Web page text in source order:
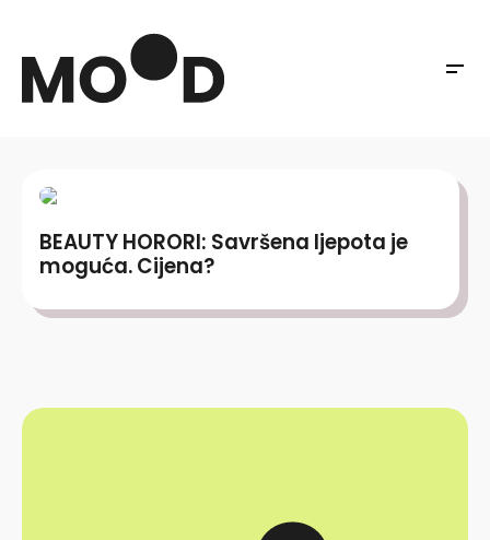
BEAUTY HORORI: Savršena ljepota je
moguća. Cijena?